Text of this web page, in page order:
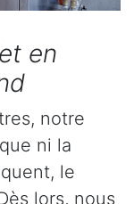
en
notre
ni la
le
lors, nous